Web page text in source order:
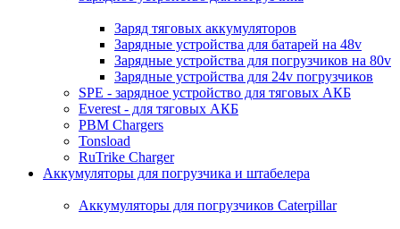
Заряд тяговых аккумуляторов
Зарядные устройства для батарей на 48v
Зарядные устройства для погрузчиков на 80v
Зарядные устройства для 24v погрузчиков
SPE - зарядное устройство для тяговых АКБ
Everest - для тяговых АКБ
PBM Chargers
Tonsload
RuTrike Charger
Аккумуляторы для погрузчика и штабелера
Аккумуляторы для погрузчиков Caterpillar